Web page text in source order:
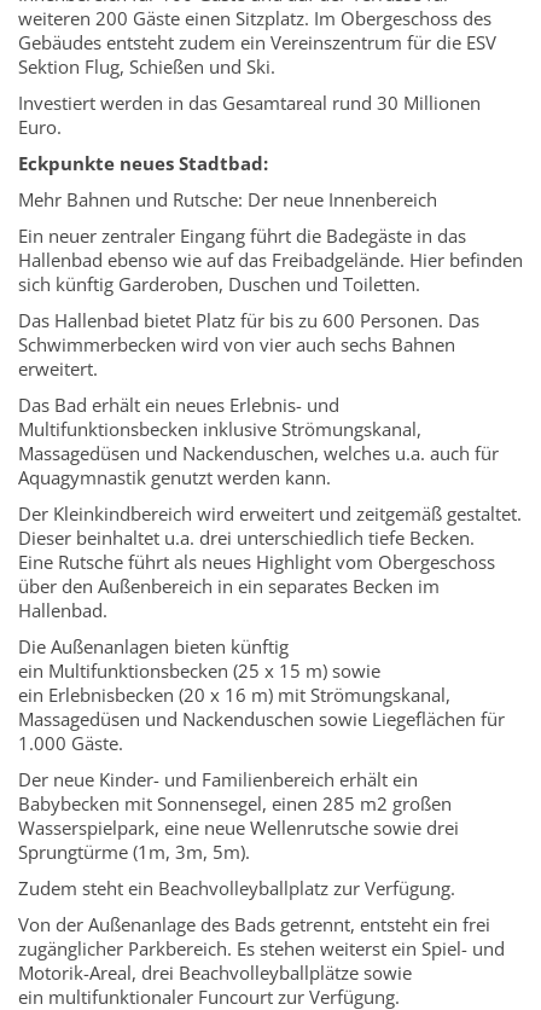
weiteren 200 Gäste einen Sitzplatz. Im Obergeschoss des
Gebäudes entsteht zudem ein Vereinszentrum für die ESV
Sektion Flug, Schießen und Ski.
Investiert werden in das Gesamtareal rund 30 Millionen
Euro.
Eckpunkte neues Stadtbad:
Mehr Bahnen und Rutsche: Der neue Innenbereich
Ein neuer zentraler Eingang führt die Badegäste in das
Hallenbad ebenso wie auf das Freibadgelände. Hier befinden
sich künftig Garderoben, Duschen und Toiletten.
Das Hallenbad bietet Platz für bis zu 600 Personen. Das
Schwimmerbecken wird von vier auch sechs Bahnen
erweitert.
Das Bad erhält ein neues Erlebnis- und
Multifunktionsbecken inklusive Strömungskanal,
Massagedüsen und Nackenduschen, welches u.a. auch für
Aquagymnastik genutzt werden kann.
Der Kleinkindbereich wird erweitert und zeitgemäß gestaltet.
Dieser beinhaltet u.a. drei unterschiedlich tiefe Becken.
Eine Rutsche führt als neues Highlight vom Obergeschoss
über den Außenbereich in ein separates Becken im
Hallenbad.
Die Außenanlagen bieten künftig
ein Multifunktionsbecken (25 x 15 m) sowie
ein Erlebnisbecken (20 x 16 m) mit Strömungskanal,
Massagedüsen und Nackenduschen sowie Liegeflächen für
1.000 Gäste.
Der neue Kinder- und Familienbereich erhält ein
Babybecken mit Sonnensegel, einen 285 m2 großen
Wasserspielpark, eine neue Wellenrutsche sowie drei
Sprungtürme (1m, 3m, 5m).
Zudem steht ein Beachvolleyballplatz zur Verfügung.
Von der Außenanlage des Bads getrennt, entsteht ein frei
zugänglicher Parkbereich. Es stehen weiterst ein Spiel- und
Motorik-Areal, drei Beachvolleyballplätze sowie
ein multifunktionaler Funcourt zur Verfügung.